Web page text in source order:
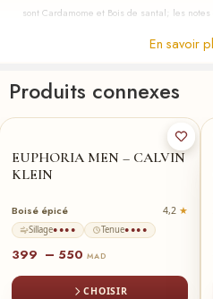
sont Cardamome et Bois de santal; les
En savoir
Produits connexes
100-ml ★ 50-ml
EUPHORIA MEN – CALVIN
KLEIN
Boisé épicé 4,2
Sillage●●●● Tenue●●●●
399 – 550 MAD
CHOISIR